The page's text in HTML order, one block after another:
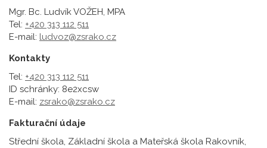
Mgr. Bc. Ludvík VOŽEH, MPA
Tel: +420 313 112 511
E-mail: ludvoz@zsrako.cz
Kontakty
Tel: +420 313 112 511
ID schránky: 8e2xcsw
E-mail: zsrako@zsrako.cz
Fakturační údaje
Střední škola, Základní škola a Mateřská škola Rakovník,